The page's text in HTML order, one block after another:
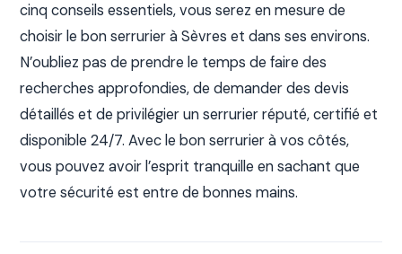
cinq conseils essentiels, vous serez en mesure de
choisir le bon serrurier à Sèvres et dans ses environs.
N’oubliez pas de prendre le temps de faire des
recherches approfondies, de demander des devis
détaillés et de privilégier un serrurier réputé, certifié et
disponible 24/7. Avec le bon serrurier à vos côtés,
vous pouvez avoir l’esprit tranquille en sachant que
votre sécurité est entre de bonnes mains.